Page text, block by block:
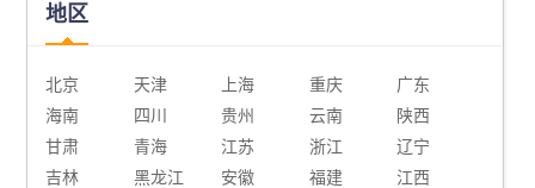
地区
北京 天津 上海 重庆
广东
海南
四川 贵州 云南
陕西
甘肃
青海 江苏 浙江
辽宁
吉林
黑龙江 安徽 福建
江西